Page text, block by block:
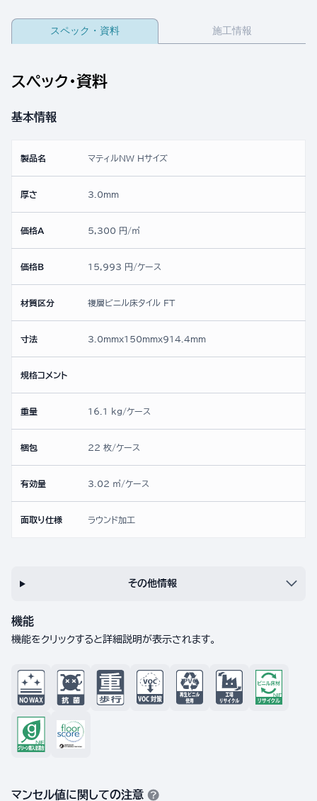
スペック・資料 施工情報
スペック・資料
基本情報
製品名 マティルNW Hサイズ
厚さ 3.0mm
価格A 5,300 円/㎡
価格B 15,993 円/ケース
材質区分 複層ビニル床タイル FT
寸法 3.0mmx150mmx914.4mm
規格コメント
重量 16.1 kg/ケース
梱包 22 枚/ケース
有効量 3.02 ㎡/ケース
面取り仕様 ラウンド加工
その他情報
機能
機能をクリックすると詳細説明が表示されます。
マンセル値に関しての注意